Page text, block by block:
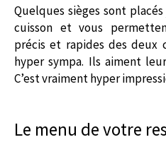
Quelques sièges sont
cuisson et vous
précis et rapides des deux
hyper sympa. Ils aiment
C’est vraiment hyper
Le menu de votre